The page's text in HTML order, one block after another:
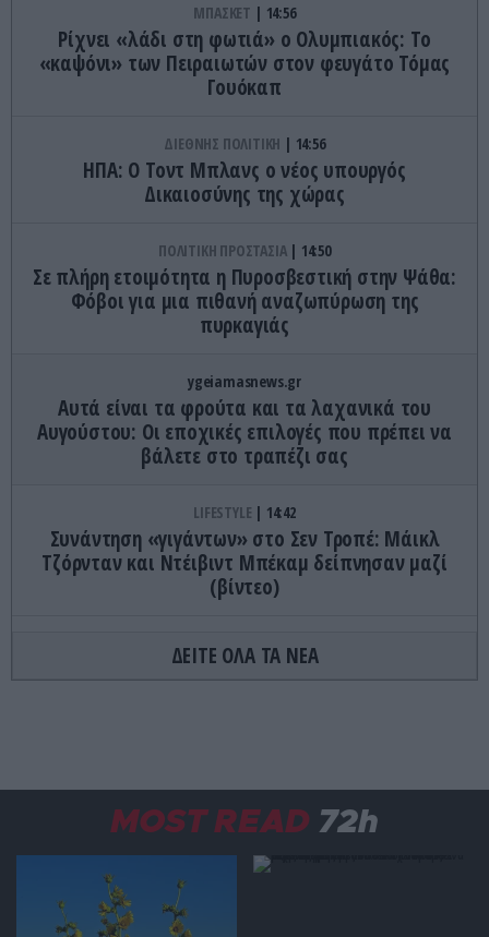
ΜΠΑΣΚΕΤ 14:56
Ρίχνει «λάδι στη φωτιά» ο Ολυμπιακός: Το
«καψόνι» των Πειραιωτών στον φευγάτο Τόμας
Γουόκαπ
ΔΙΕΘΝΗΣ ΠΟΛΙΤΙΚΗ 14:56
ΗΠΑ: Ο Τοντ Μπλανς ο νέος υπουργός
Δικαιοσύνης της χώρας
ΠΟΛΙΤΙΚΗ ΠΡΟΣΤΑΣΙΑ 14:50
Σε πλήρη ετοιμότητα η Πυροσβεστική στην Ψάθα:
Φόβοι για μια πιθανή αναζωπύρωση της
πυρκαγιάς
ygeiamasnews.gr
Αυτά είναι τα φρούτα και τα λαχανικά του
Αυγούστου: Οι εποχικές επιλογές που πρέπει να
βάλετε στο τραπέζι σας
LIFESTYLE 14:42
Συνάντηση «γιγάντων» στο Σεν Τροπέ: Μάικλ
Τζόρνταν και Ντέιβιντ Μπέκαμ δείπνησαν μαζί
(βίντεο)
ΑΓΡΙΑ ΖΩΗ 14:38
Τα ζώα που μπορούν να επιβιώσουν στις πιο
GOOD LIFE 14:30
6+1 απλοί τρόποι για να μειώσετε την κόπωση: Σε
τι διαφέρει από την κούραση
ΔΕΙΤΕ ΟΛΑ ΤΑ ΝΕΑ
MOST READ 72h